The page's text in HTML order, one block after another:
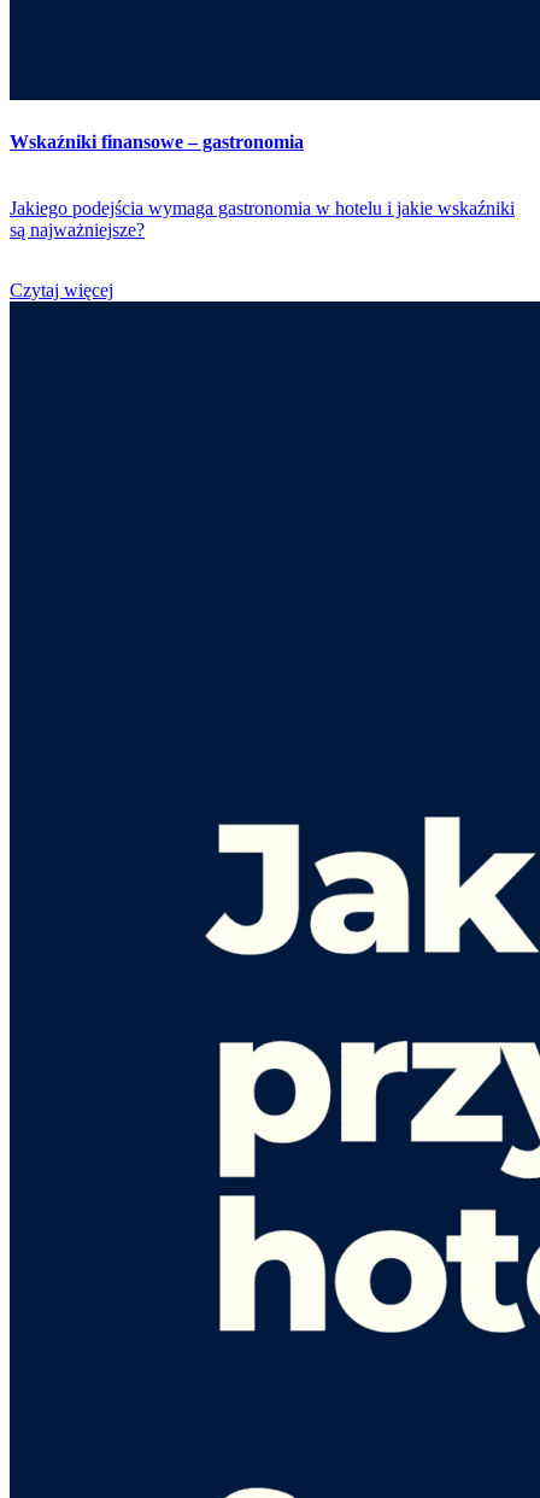
Wskaźniki finansowe – gastronomia
Jakiego podejścia wymaga gastronomia w hotelu i jakie wskaźniki
są najważniejsze?
Czytaj więcej